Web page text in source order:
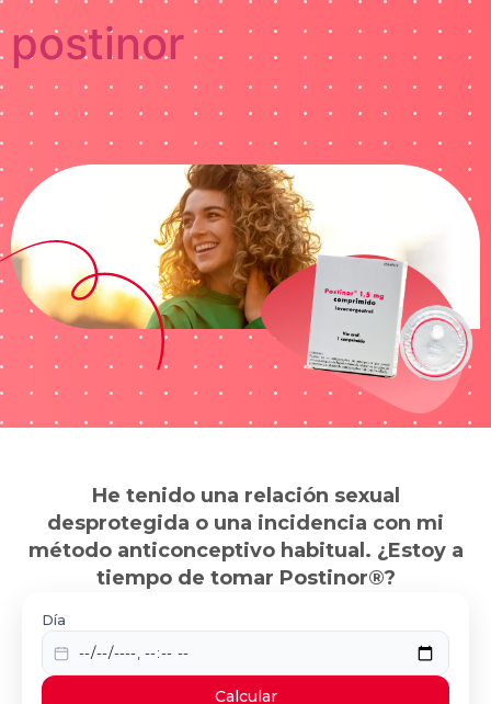
postinor
He tenido una relación sexual
desprotegida o una incidencia con mi
método anticonceptivo habitual. ¿Estoy a
tiempo de tomar Postinor®?
Día
Calcular